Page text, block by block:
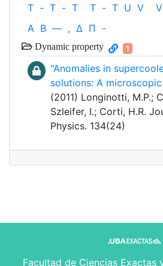
T - T - T T - T U V V
Α Β — , Δ Π -
Dynamic property 1
"Anomalies in
solutions: A
(2011) Longinotti, M.P.;
Szleifer, I.; Corti, H.R.
Physics. 134(24)
Facultad de Ciencias Exactas